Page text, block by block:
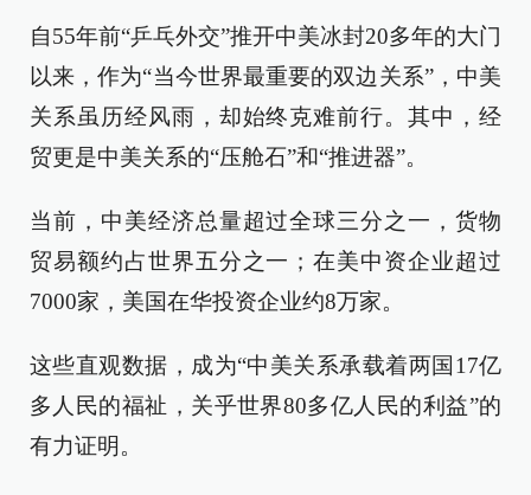
自55年前“乒乓外交”推开中美冰封20多年的大门
以来，作为“当今世界最重要的双边关系”，中美
关系虽历经风雨，却始终克难前行。其中，经
贸更是中美关系的“压舱石”和“推进器”。
当前，中美经济总量超过全球三分之一，货物
贸易额约占世界五分之一；在美中资企业超过
7000家，美国在华投资企业约8万家。
这些直观数据，成为“中美关系承载着两国17亿
多人民的福祉，关乎世界80多亿人民的利益”的
有力证明。